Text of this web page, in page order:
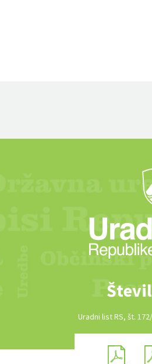
Uradni list RS, št.